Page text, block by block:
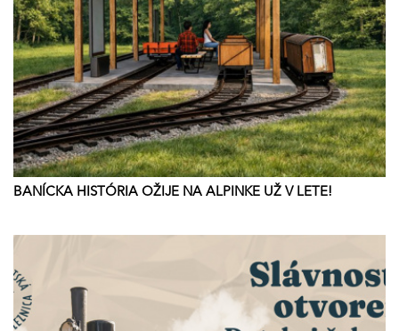
BANÍCKA HISTÓRIA OŽIJE NA ALPINKE UŽ V LETE!